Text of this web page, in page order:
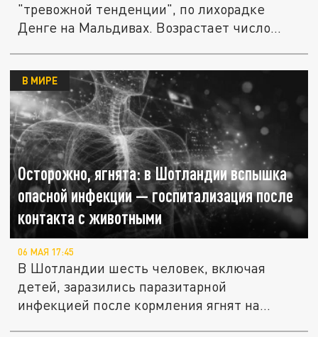
"тревожной тенденции", по лихорадке
Денге на Мальдивах. Возрастает число...
Осторожно, ягнята: в Шотландии вспышка
опасной инфекции — госпитализация после
контакта с животными
В МИРЕ
06 МАЯ 17:45
В Шотландии шесть человек, включая
детей, заразились паразитарной
инфекцией после кормления ягнят на